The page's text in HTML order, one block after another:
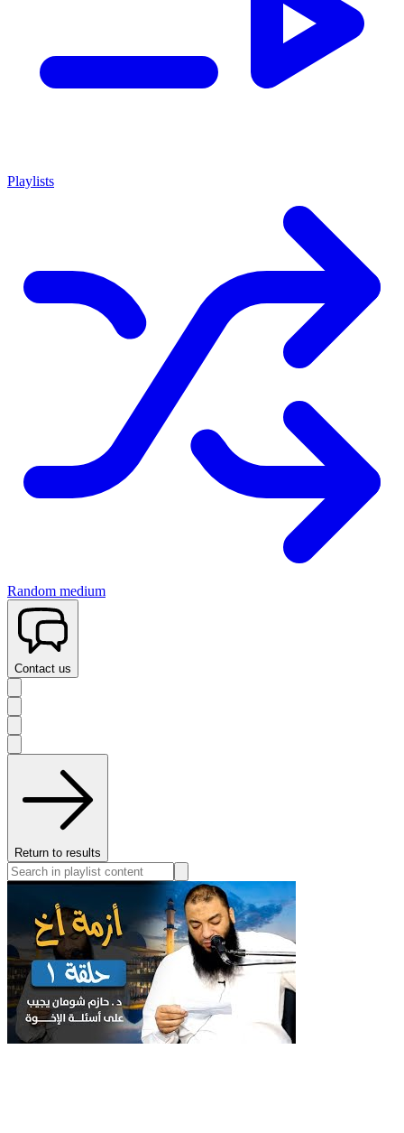
Playlists
Random medium
Contact us
Return to results